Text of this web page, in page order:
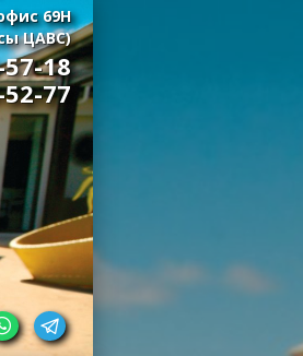
69Н
ЦАВС)
18
77